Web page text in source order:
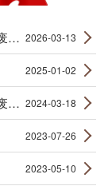
新乡市元亨机械有限公司2025年度固体废物产生信息公示 2026-03-13
2025-01-02
新乡市元亨机械有限公司2023年度固体废物产生信息公示 2024-03-18
2023-07-26
2023-05-10